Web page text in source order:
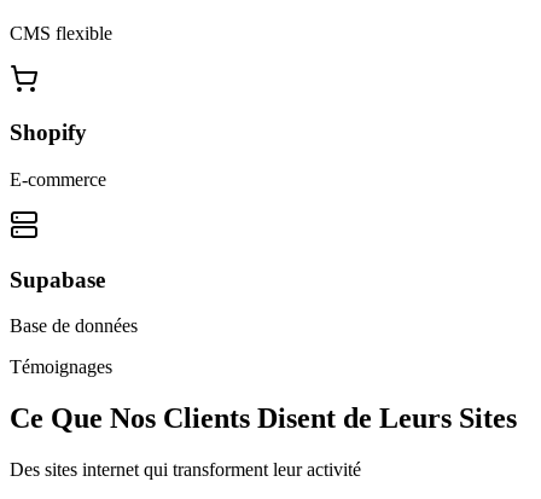
CMS flexible
Shopify
E-commerce
Supabase
Base de données
Témoignages
Ce Que Nos Clients Disent de Leurs Sites
Des sites internet qui transforment leur activité